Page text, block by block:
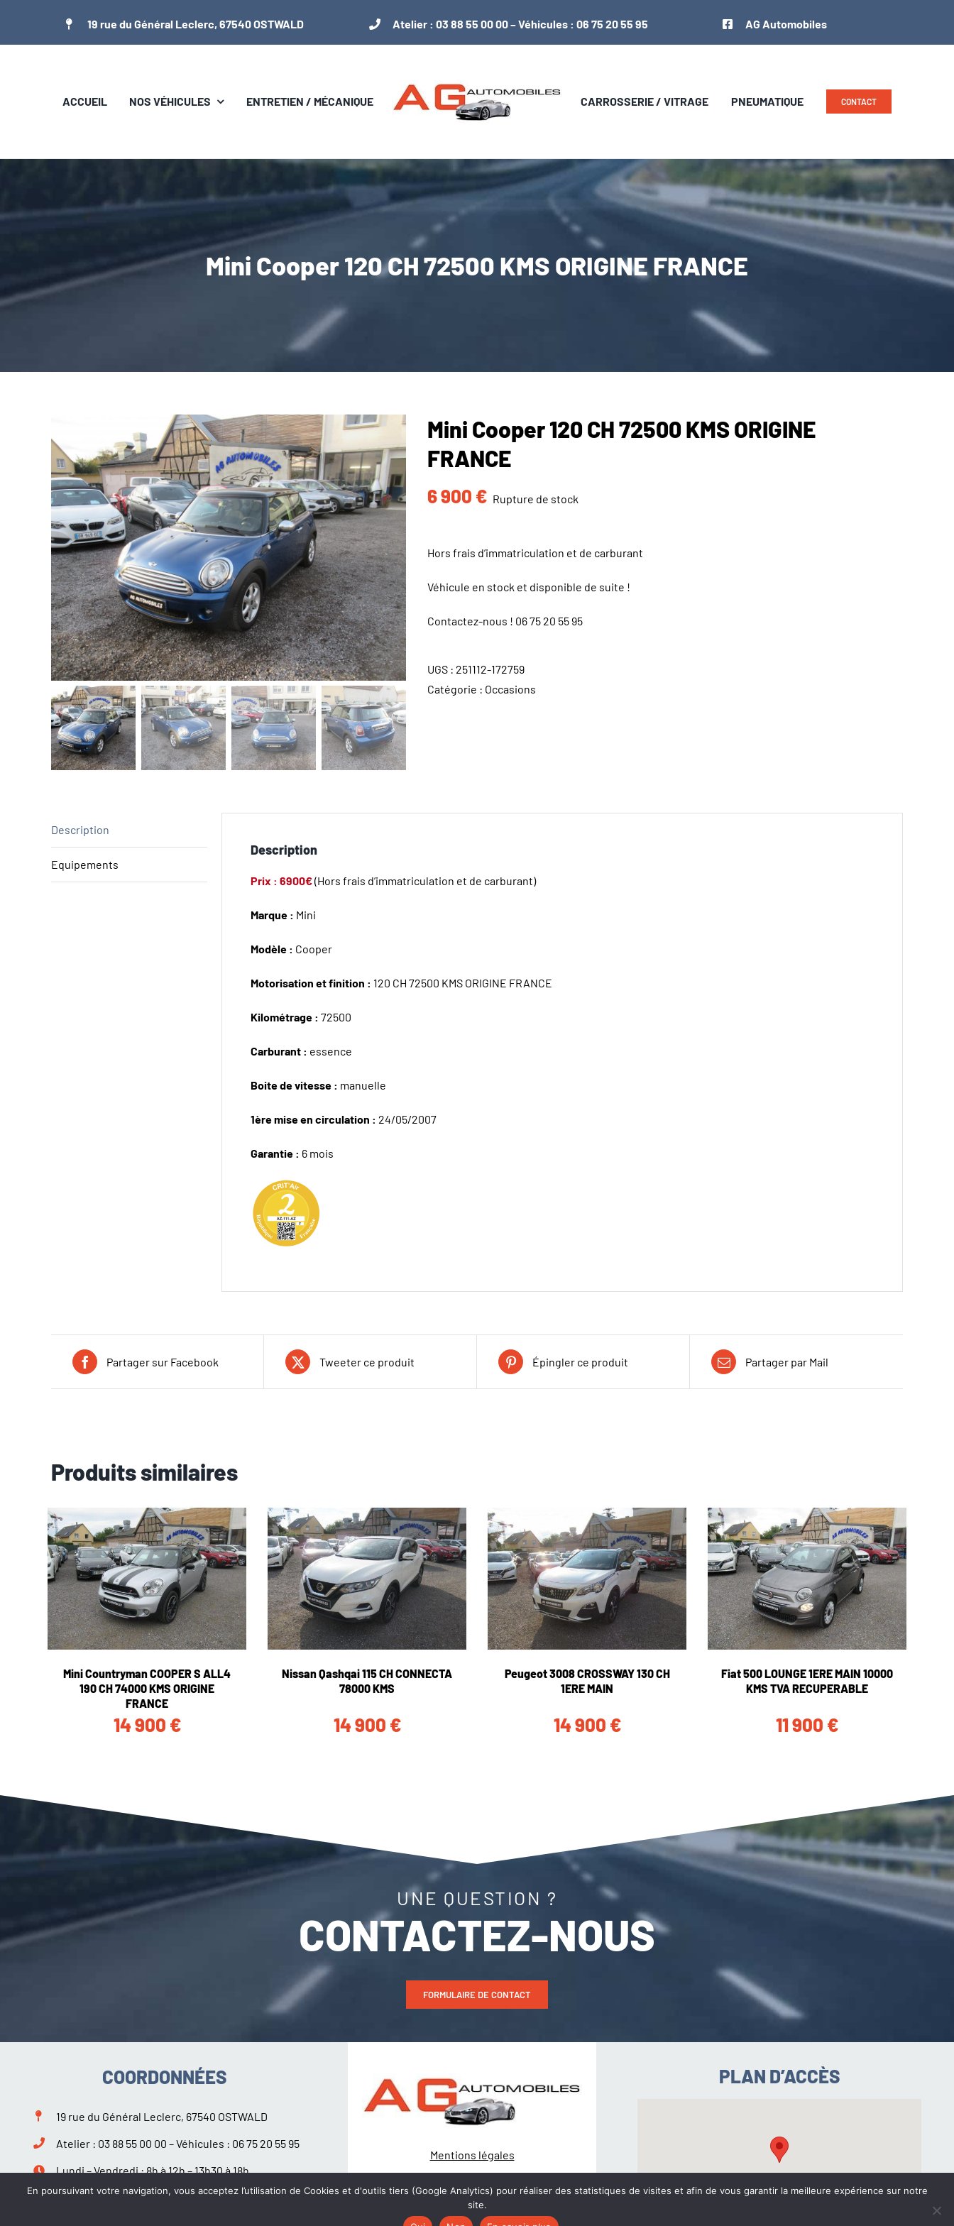
contenu
19 rue du Général Leclerc, 67540 OSTWALD Atelier : 03 88 55 00 00– Véhicules : 06 75 20 55 95 AG Automobiles
ACCUEIL NOS VÉHICULES ENTRETIEN / MÉCANIQUE CARROSSERIE / VITRAGE PNEUMATIQUE CONTACT
Mini Cooper 120 CH 72500 KMS ORIGINE FRANCE
Mini Cooper 120 CH 72500 KMS ORIGINE
FRANCE
6 900 € Rupture de stock
Hors frais d’immatriculation et de carburant
Véhicule en stock et disponible de suite !
Contactez-nous ! 06 75 20 55 95
UGS : 251112-172759
Catégorie : Occasions
Description
Equipements
Description
Prix : 6900€(Hors frais d’immatriculation et de carburant)
Marque : Mini
Modèle : Cooper
Motorisation et finition : 120 CH 72500 KMS ORIGINE FRANCE
Kilométrage : 72500
Carburant : essence
Boite de vitesse : manuelle
1ère mise en circulation : 24/05/2007
Garantie : 6 mois
Partager sur Facebook Tweeter ce produit Épingler ce produit Partager par Mail
Produits similaires
Mini Countryman COOPER S ALL4
190 CH 74000 KMS ORIGINE
FRANCE
14 900 €
Nissan Qashqai 115 CH CONNECTA
78000 KMS
14 900 €
Peugeot 3008 CROSSWAY 130 CH
1ERE MAIN
14 900 €
Fiat 500 LOUNGE 1ERE MAIN 10000
KMS TVA RECUPERABLE
11 900 €
UNE QUESTION ?
CONTACTEZ-NOUS
FORMULAIRE DE CONTACT
COORDONNÉES
19 rue du Général Leclerc, 67540 OSTWALD
Atelier : 03 88 55 00 00 – Véhicules : 06 75 20 55 95
Lundi – Vendredi : 8h à 12h – 13h30 à 18h
Samedi : 9h à 12h – 14h à 18h
Mentions légales
Politique de Confidentialité
© Création wiwacom
PLAN D’ACCÈS
En poursuivant votre navigation, vous acceptez l’utilisation de Cookies et d'outils tiers (Google Analytics) pour réaliser des statistiques de visites et afin de vous garantir la meilleure expérience sur notre
site.